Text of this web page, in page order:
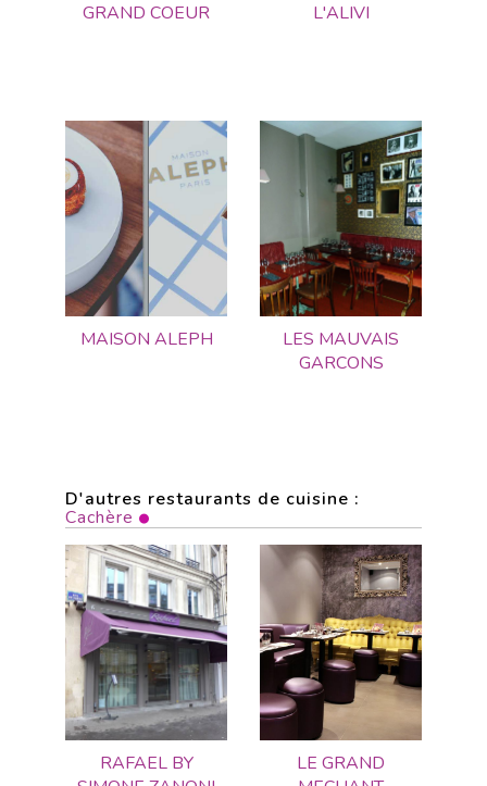
GRAND COEUR L'ALIVI
MAISON ALEPH
LES MAUVAIS
GARCONS
D'autres restaurants de cuisine :
Cachère
RAFAEL BY
LE GRAND